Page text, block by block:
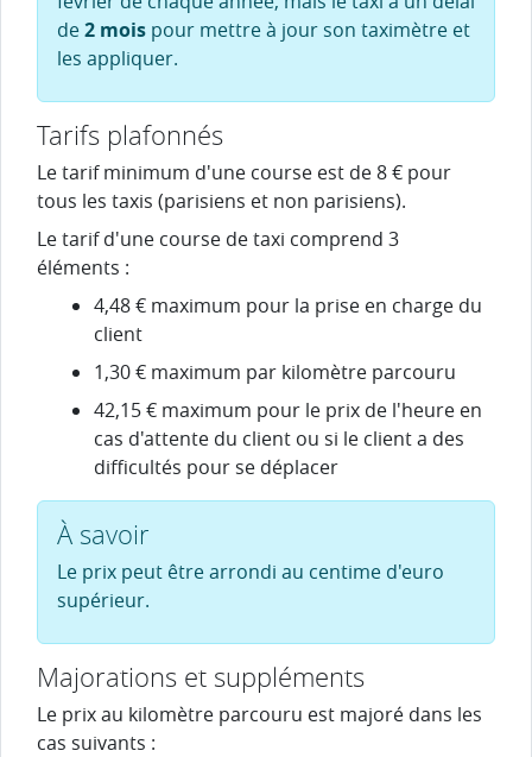
de2 mois pour mettre à jour son taximètre et
les appliquer.
Tarifs plafonnés
Le tarif minimum d'une course est de8 € pour
tous les taxis (parisiens et non parisiens).
Le tarif d'une course de taxi comprend 3
éléments :
4,48 € maximum pour la prise en charge du
client
1,30 € maximum par kilomètre parcouru
42,15 € maximum pour le prix de l'heure en
cas d'attente du client ou si le client a des
difficultés pour se déplacer
À savoir
Le prix peut être arrondi au centime d'euro
supérieur.
Majorations et suppléments
Le prix au kilomètre parcouru est majoré dans les
cas suivants :